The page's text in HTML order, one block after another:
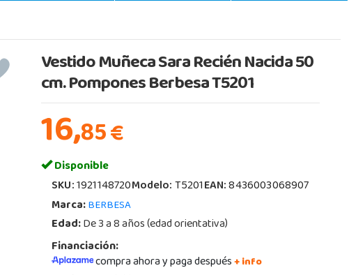
Vestido Muñeca Sara Recién Nacida 50
cm. Pompones Berbesa T5201
16,85€
Disponible
SKU:1921148720Modelo:T5201EAN:8436003068907
Marca:BERBESA
Edad:De 3 a 8 años (edad orientativa)
Financiación:
compra ahora y paga después+ info